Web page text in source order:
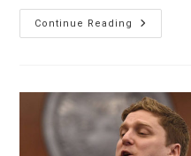
Continue Reading
Habla
La
Contra
Roundup
Por
Provocar
Cáncer